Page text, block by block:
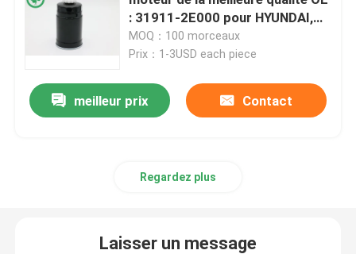
Filtre de carburant pour véhicules à moteur
Filtres à huile de cartouche
Filtres de transmission automatique
: 31911-2E000 pour HYUNDAI,
KIA
MOQ：100 morceaux
Prix：1-3USD each piece
meilleur prix Contact
Regardez plus
Laisser un message